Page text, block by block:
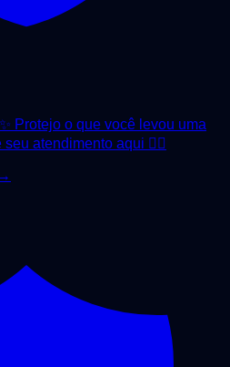
Protejo o que você levou uma
atendimento aqui 👇🏻